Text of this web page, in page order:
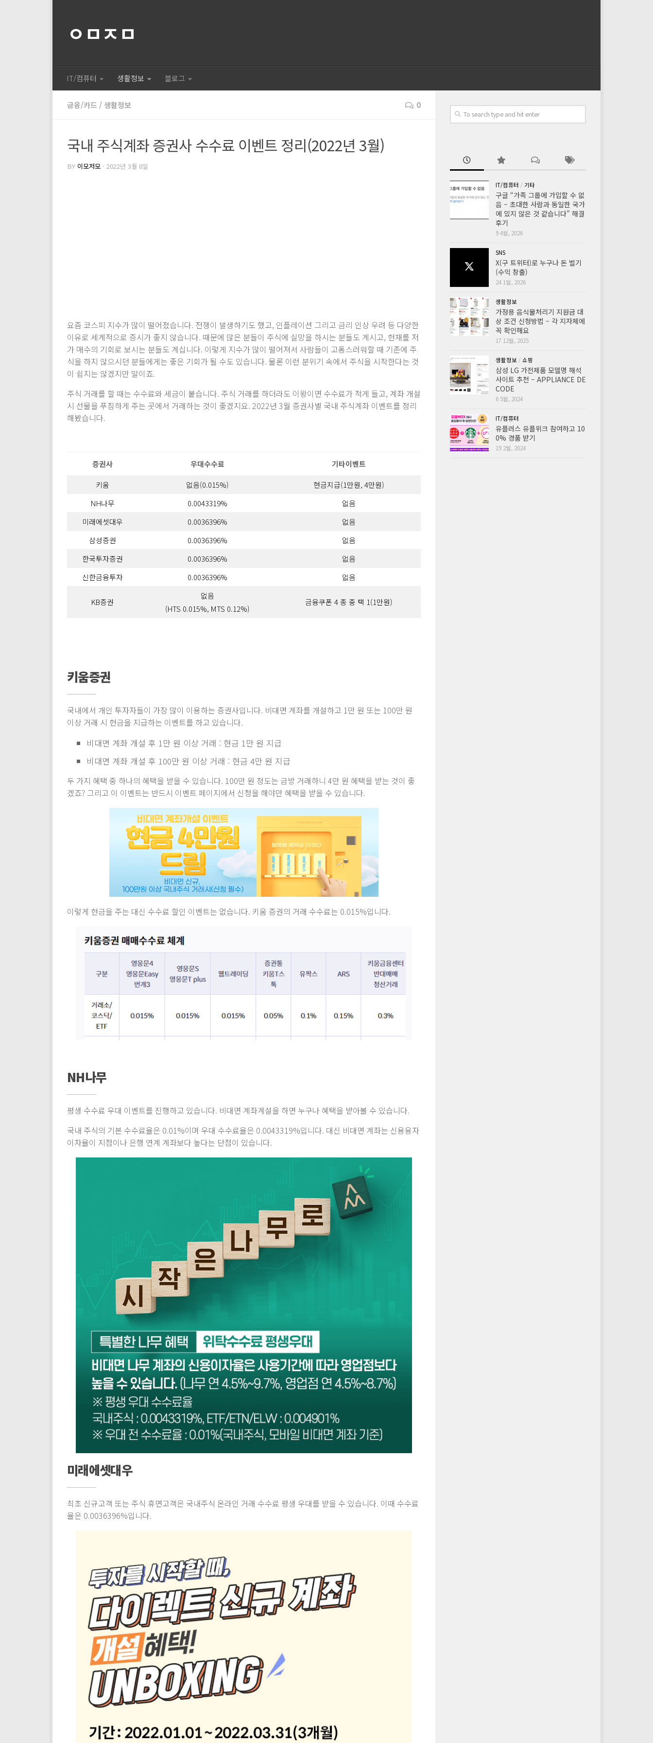
ㅇㅁㅈㅁ
IT/컴퓨터 생활정보 블로그
금융/카드 / 생활정보 0
국내 주식계좌 증권사 수수료 이벤트 정리(2022년 3월)
BY 이모저모 · 2022년 3월 8일
요즘 코스피 지수가 많이 떨어졌습니다. 전쟁이 발생하기도 했고, 인플레이션 그리고 금리 인상 우려 등 다양한
이유로 세계적으로 증시가 좋지 않습니다. 때문에 많은 분들이 주식에 실망을 하시는 분들도 계시고, 현재를 저
가 매수의 기회로 보시는 분들도 계십니다. 이렇게 지수가 많이 떨어져서 사람들이 고통스러워할 때 기존에 주
식을 하지 않으시던 분들에게는 좋은 기회가 될 수도 있습니다. 물론 이런 분위기 속에서 주식을 시작한다는 것
이 쉽지는 않겠지만 말이죠.
주식 거래를 할 때는 수수료와 세금이 붙습니다. 주식 거래를 하더라도 이왕이면 수수료가 적게 들고, 계좌 개설
시 선물을 푸짐하게 주는 곳에서 거래하는 것이 좋겠지요. 2022년 3월 증권사별 국내 주식계좌 이벤트를 정리
해봤습니다.
증권사 우대수수료 기타이벤트
키움 없음(0.015%)
현금지급(1만원, 4만원)
NH나무
0.0043319%
없음
미래에셋대우
0.0036396%
없음
삼성증권
0.0036396%
없음
한국투자증권
0.0036396%
없음
신한금융투자
0.0036396% 없음
KB증권
없음
(HTS 0.015%, MTS 0.12%)
금융쿠폰 4 종 중 택 1(1만원)
키움증권
국내에서 개인 투자자들이 가장 많이 이용하는 증권사입니다. 비대면 계좌를 개설하고 1만 원 또는 100만 원
이상 거래 시 현금을 지급하는 이벤트를 하고 있습니다.
비대면 계좌 개설 후 1만 원 이상 거래 : 현금 1만 원 지급
비대면 계좌 개설 후 100만 원 이상 거래 : 현금 4만 원 지급
두 가지 혜택 중 하나의 혜택을 받을 수 있습니다. 100만 원 정도는 금방 거래하니 4만 원 혜택을 받는 것이 좋
겠죠? 그리고 이 이벤트는 반드시 이벤트 페이지에서 신청을 해야만 혜택을 받을 수 있습니다.
이렇게 현금을 주는 대신 수수료 할인 이벤트는 없습니다. 키움 증권의 거래 수수료는 0.015%입니다.
NH나무
평생 수수료 우대 이벤트를 진행하고 있습니다. 비대면 계좌계설을 하면 누구나 혜택을 받아볼 수 있습니다.
국내 주식의 기본 수수료율은 0.01%이며 우대 수수료율은 0.0043319%입니다. 대신 비대면 계좌는 신용융자
이자율이 지점이나 은행 연계 계좌보다 높다는 단점이 있습니다.
미래에셋대우
최초 신규고객 또는 주식 휴면고객은 국내주식 온라인 거래 수수료 평생 우대를 받을 수 있습니다. 이때 수수료
율은 0.0036396%입니다.
IT/컴퓨터 / 기타
구글 “가족 그룹에 가입할 수 없
음 – 초대한 사람과 동일한 국가
에 있지 않은 것 같습니다” 해결
후기
9 4월, 2026
SNS
X(구 트위터)로 누구나 돈 벌기
(수익 창출)
24 1월, 2026
생활정보
가정용 음식물처리기 지원금 대
상 조건 신청방법 – 각 지자체에
꼭 확인해요
17 12월, 2025
생활정보 / 쇼핑
삼성 LG 가전제품 모델명 해석
사이트 추천 – APPLIANCE DE
CODE
6 5월, 2024
IT/컴퓨터
유플러스 유플위크 참여하고 10
0% 경품 받기
19 2월, 2024